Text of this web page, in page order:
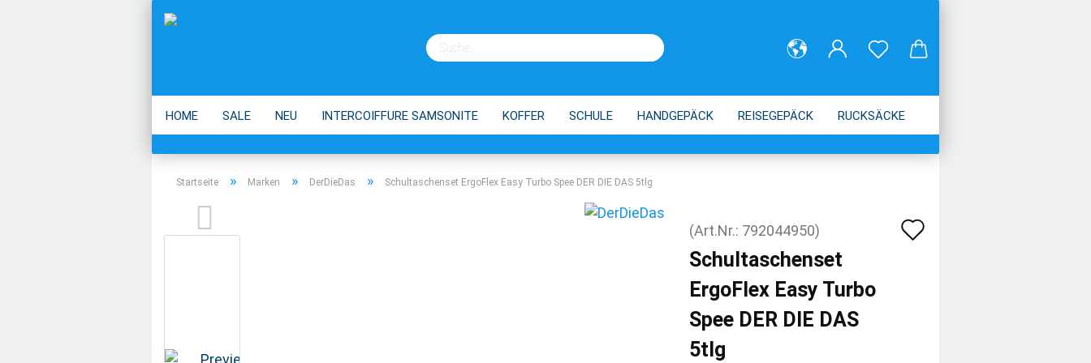
HOME SALE NEU INTERCOIFFURE SAMSONITE KOFFER SCHULE HANDGEPÄCK REISEGEPÄCK RUCKSÄCKE
ECO ACCESSOIRES MARKEN EINKAUFSTROLLEY TIPPS
Startseite » Marken » DerDieDas » Schultaschenset ErgoFlex Easy Turbo Spee DER DIE DAS 5tlg
(Art.Nr.: 792044950)
Schultaschenset
ErgoFlex Easy Turbo
Spee DER DIE DAS
5tlg